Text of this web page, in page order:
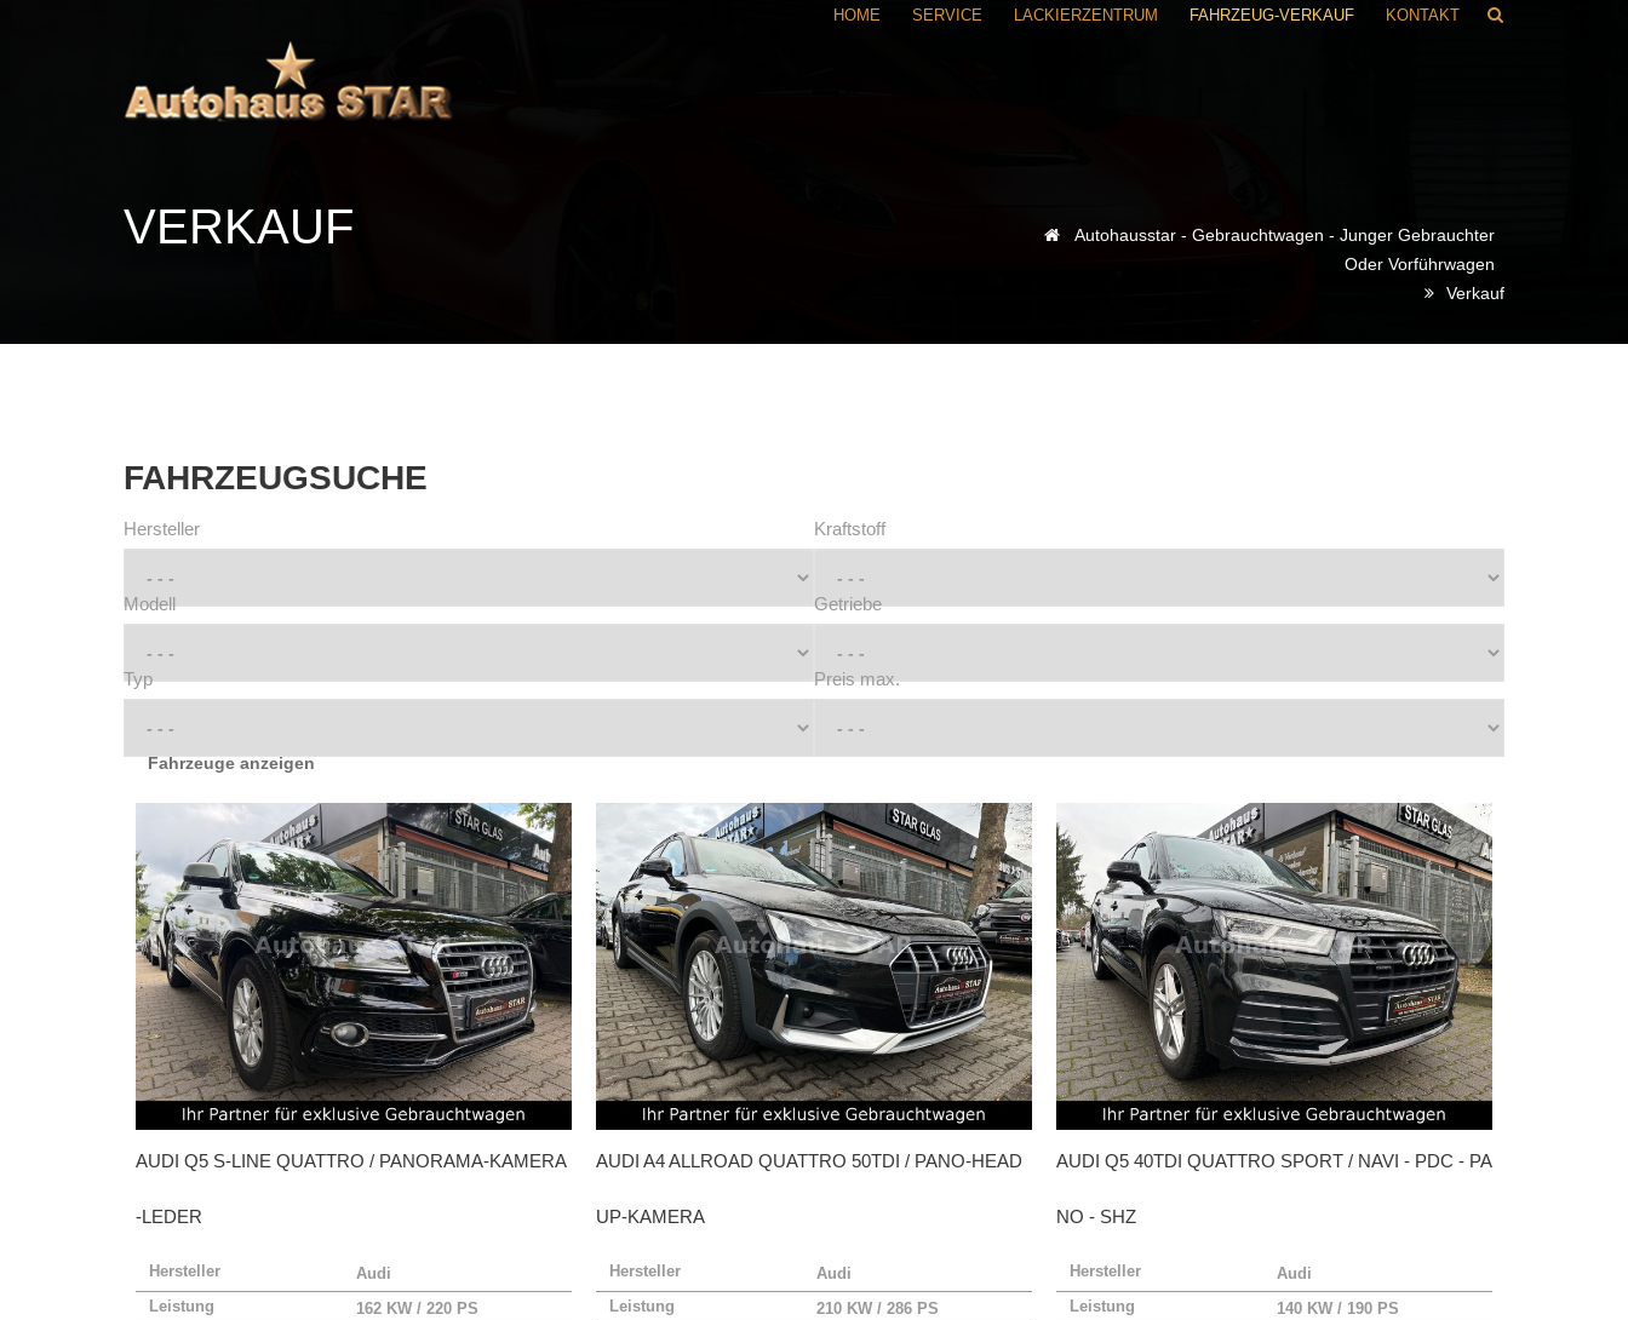
HOME SERVICE LACKIERZENTRUM FAHRZEUG-VERKAUF KONTAKT
VERKAUF
Autohausstar - Gebrauchtwagen - Junger Gebrauchter
Oder Vorführwagen
Verkauf
FAHRZEUGSUCHE
Hersteller
Modell
Typ
Kraftstoff
Getriebe
Preis max.
Fahrzeuge anzeigen
AUDI Q5 S-LINE QUATTRO / PANORAMA-KAMERA
-LEDER
Hersteller
Audi
Leistung
162 KW / 220 PS
AUDI A4 ALLROAD QUATTRO 50TDI / PANO-HEAD
UP-KAMERA
Hersteller
Audi
Leistung
210 KW / 286 PS
AUDI Q5 40TDI QUATTRO SPORT / NAVI - PDC - PA
NO - SHZ
Hersteller
Audi
Leistung
140 KW / 190 PS